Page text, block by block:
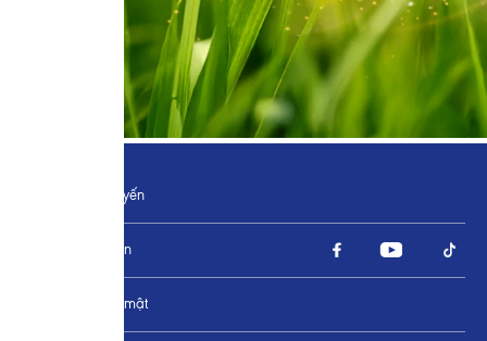
Đặt hàng trực tuyến
Tìm chúng tôi trên
Chính sách bảo mật